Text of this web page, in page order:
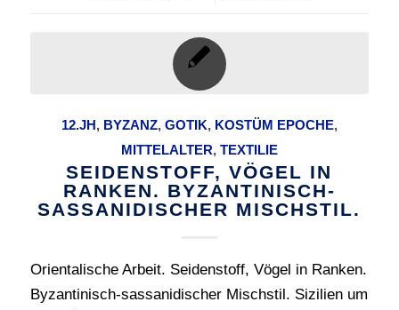
12.JH, BYZANZ, GOTIK, KOSTÜM EPOCHE,
MITTELALTER, TEXTILIE
SEIDENSTOFF, VÖGEL IN
RANKEN. BYZANTINISCH-
SASSANIDISCHER MISCHSTIL.
Orientalische Arbeit. Seidenstoff, Vögel in Ranken.
Byzantinisch-sassanidischer Mischstil. Sizilien um